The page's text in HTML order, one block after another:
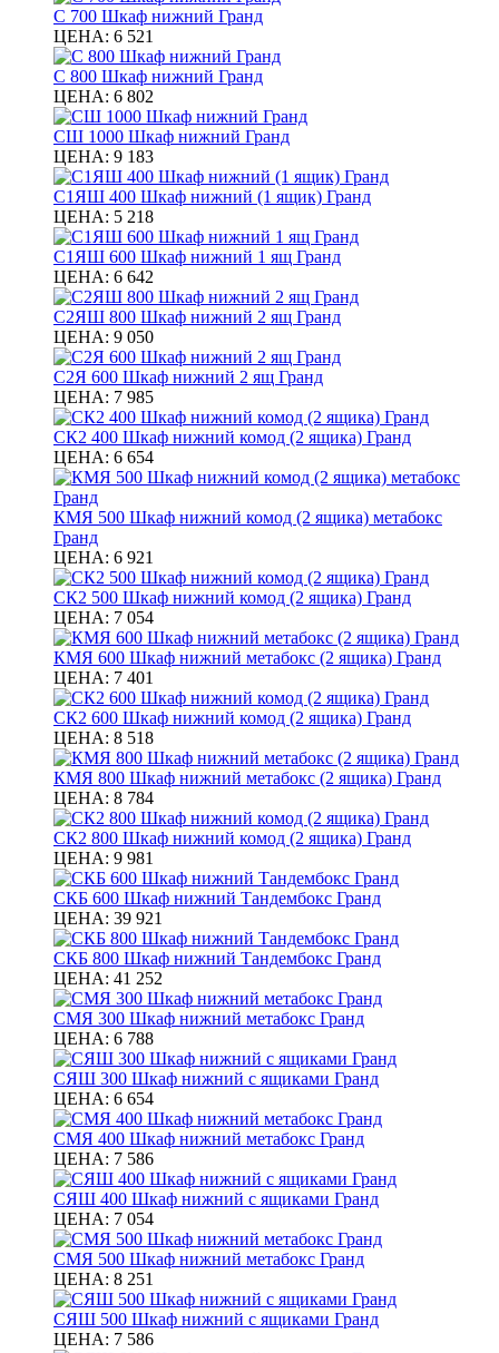
С 700 Шкаф нижний Гранд
ЦЕНА: 6 521
С 800 Шкаф нижний Гранд
ЦЕНА: 6 802
СШ 1000 Шкаф нижний Гранд
ЦЕНА: 9 183
С1ЯШ 400 Шкаф нижний (1 ящик) Гранд
ЦЕНА: 5 218
С1ЯШ 600 Шкаф нижний 1 ящ Гранд
ЦЕНА: 6 642
С2ЯШ 800 Шкаф нижний 2 ящ Гранд
ЦЕНА: 9 050
С2Я 600 Шкаф нижний 2 ящ Гранд
ЦЕНА: 7 985
СК2 400 Шкаф нижний комод (2 ящика) Гранд
ЦЕНА: 6 654
КМЯ 500 Шкаф нижний комод (2 ящика) метабокс
Гранд
ЦЕНА: 6 921
СК2 500 Шкаф нижний комод (2 ящика) Гранд
ЦЕНА: 7 054
КМЯ 600 Шкаф нижний метабокс (2 ящика) Гранд
ЦЕНА: 7 401
СК2 600 Шкаф нижний комод (2 ящика) Гранд
ЦЕНА: 8 518
КМЯ 800 Шкаф нижний метабокс (2 ящика) Гранд
ЦЕНА: 8 784
СК2 800 Шкаф нижний комод (2 ящика) Гранд
ЦЕНА: 9 981
СКБ 600 Шкаф нижний Тандембокс Гранд
ЦЕНА: 39 921
СКБ 800 Шкаф нижний Тандембокс Гранд
ЦЕНА: 41 252
СМЯ 300 Шкаф нижний метабокс Гранд
ЦЕНА: 6 788
СЯШ 300 Шкаф нижний с ящиками Гранд
ЦЕНА: 6 654
СМЯ 400 Шкаф нижний метабокс Гранд
ЦЕНА: 7 586
СЯШ 400 Шкаф нижний с ящиками Гранд
ЦЕНА: 7 054
СМЯ 500 Шкаф нижний метабокс Гранд
ЦЕНА: 8 251
СЯШ 500 Шкаф нижний с ящиками Гранд
ЦЕНА: 7 586